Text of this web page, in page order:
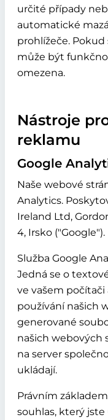
určité případy
automatické
prohlížeče.
může být
omezena.
Nástroje
reklamu
Google
Naše webové
Analytics.
Ireland Ltd,
4, Irsko ("Google").
Služba Google
Jedná se o
ve vašem
používání našich
generované
našich webových
na server
ukládají.
Právním
souhlas, který